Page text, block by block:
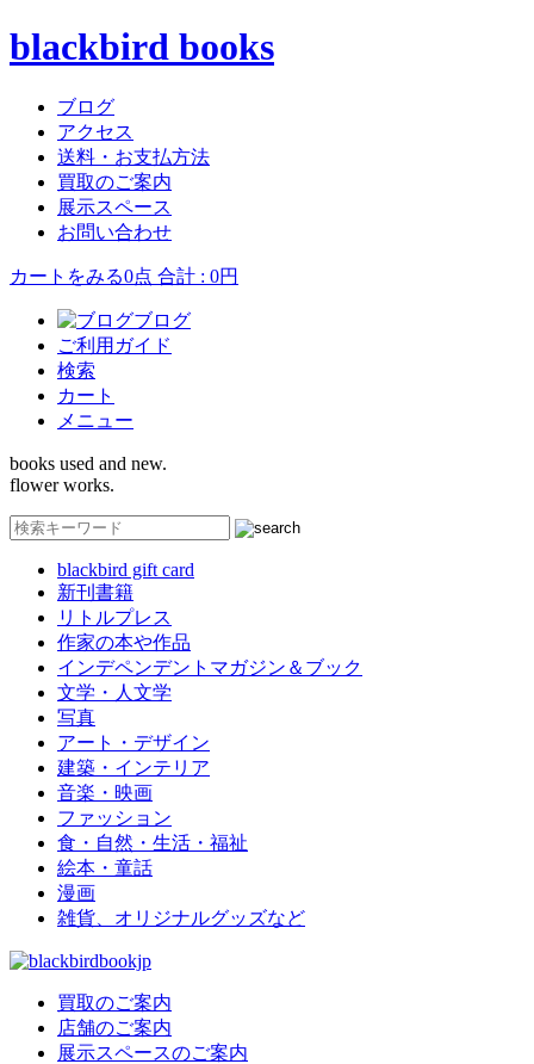
blackbird books
ブログ
アクセス
送料・お支払方法
買取のご案内
展示スペース
お問い合わせ
カートをみる0点 合計 : 0円
ブログ
ご利用ガイド
検索
カート
メニュー
books used and new.
flower works.
blackbird gift card
新刊書籍
リトルプレス
作家の本や作品
インデペンデントマガジン＆ブック
文学・人文学
写真
アート・デザイン
建築・インテリア
音楽・映画
ファッション
食・自然・生活・福祉
絵本・童話
漫画
雑貨、オリジナルグッズなど
買取のご案内
店舗のご案内
展示スペースのご案内